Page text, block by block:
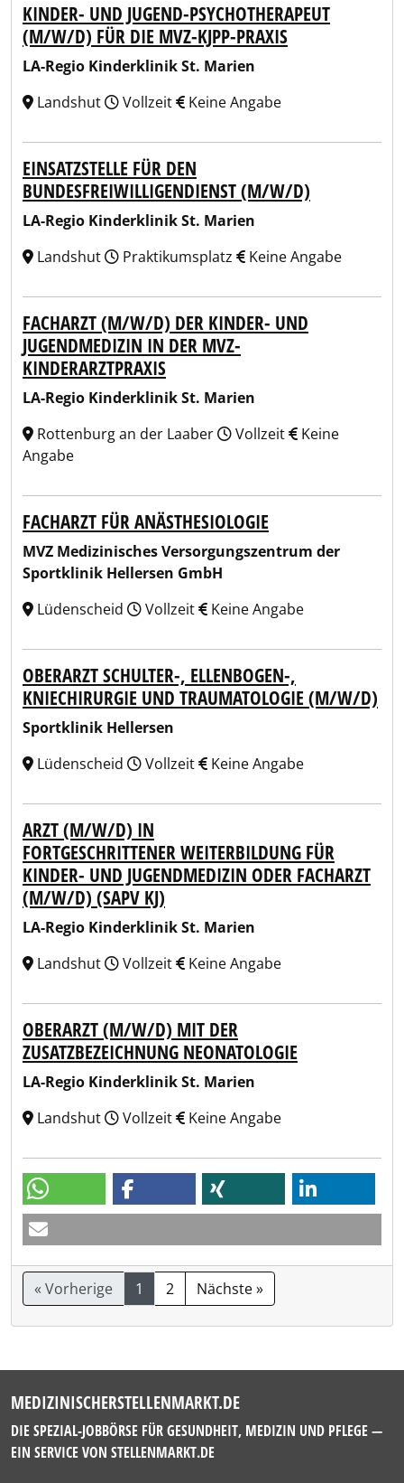
KINDER- UND JUGEND-PSYCHOTHERAPEUT
(M/W/D) FÜR DIE MVZ-KJPP-PRAXIS
LA-Regio Kinderklinik St. Marien
Landshut
Vollzeit Keine Angabe
EINSATZSTELLE FÜR DEN
BUNDESFREIWILLIGENDIENST (M/W/D)
LA-Regio Kinderklinik St. Marien
Landshut
Praktikumsplatz Keine Angabe
FACHARZT (M/W/D) DER KINDER- UND
JUGENDMEDIZIN IN DER MVZ-
KINDERARZTPRAXIS
LA-Regio Kinderklinik St. Marien
Rottenburg an der Laaber
Vollzeit
Keine
Angabe
FACHARZT FÜR ANÄSTHESIOLOGIE
MVZ Medizinisches Versorgungszentrum der
Sportklinik Hellersen GmbH
Lüdenscheid
Vollzeit Keine Angabe
OBERARZT SCHULTER-, ELLENBOGEN-,
KNIECHIRURGIE UND TRAUMATOLOGIE (M/W/D)
Sportklinik Hellersen
Lüdenscheid
Vollzeit Keine Angabe
ARZT (M/W/D) IN
FORTGESCHRITTENER WEITERBILDUNG FÜR
KINDER- UND JUGENDMEDIZIN ODER FACHARZT
(M/W/D) (SAPV KJ)
LA-Regio Kinderklinik St. Marien
Landshut
Vollzeit Keine Angabe
OBERARZT (M/W/D) MIT DER
ZUSATZBEZEICHNUNG NEONATOLOGIE
LA-Regio Kinderklinik St. Marien
Landshut
Vollzeit Keine Angabe
« Vorherige 1 2 Nächste »
MEDIZINISCHERSTELLENMARKT.DE
DIE SPEZIAL-JOBBÖRSE FÜR GESUNDHEIT, MEDIZIN UND PFLEGE —
EIN SERVICE VON STELLENMARKT.DE